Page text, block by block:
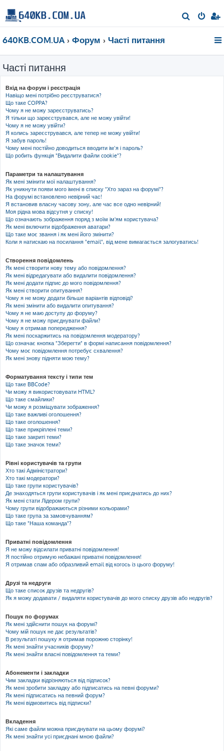
о
640KB.COM.UA Форум Часті питання
Часті питання
Вхід на форум і реєстрація
Навіщо мені потрібно реєструватися?
Що таке COPPA?
Чому я не можу зареєструватись?
Я тільки що зареєструвався, але не можу увійти!
Чому я не можу увійти?
Я колись зареєструвався, але тепер не можу увійти!
Я забув пароль!
Чому мені постійно доводиться вводити ім’я і пароль?
Що робить функція "Видалити файли cookie"?
Параметри та налаштування
Як мені змінити мої налаштування?
Як уникнути появи мого імені в списку "Хто зараз на форумі"?
На форумі встановлено невірний час!
Я встановив власну часову зону, але час все одно невірний!
Моя рідна мова відсутня у списку!
Що означають зображення поряд з моїм ім'ям користувача?
Як мені включити відображення аватари?
Що таке моє звання і як мені його змінити?
Коли я натискаю на посилання "email", від мене вимагається залогуватись!
Створення повідомлень
Як мені створити нову тему або повідомлення?
Як мені відредагувати або видалити повідомлення?
Як мені додати підпис до мого повідомлення?
Як мені створити опитування?
Чому я не можу додати більше варіантів відповіді?
Як мені змінити або видалити опитування?
Чому я не маю доступу до форуму?
Чому я не можу приєднувати файли?
Чому я отримав попередження?
Як мені поскаржитись на повідомлення модератору?
Що означає кнопка "Зберегти" в формі написання повідомлення?
Чому моє повідомлення потребує схвалення?
Як мені знову підняти мою тему?
Форматування тексту і типи тем
Що таке BBCode?
Чи можу я використовувати HTML?
Що таке смайлики?
Чи можу я розміщувати зображення?
Що таке важливі оголошення?
Що таке оголошення?
Що таке прикріплені теми?
Що таке закриті теми?
Що таке значок теми?
Рівні користувачів та групи
Хто такі Адміністратори?
Хто такі модератори?
Що таке групи користувачів?
Де знаходяться групи користувачів і як мені приєднатись до них?
Як мені стати Лідером групи?
Чому групи відображаються різними кольорами?
Що таке група за замовчуванням?
Що таке "Наша команда"?
Приватні повідомлення
Я не можу відсилати приватні повідомлення!
Я постійно отримую небажані приватні повідомлення!
Я отримав спам або образливий email від когось із цього форуму!
Друзі та недруги
Що таке список друзів та недругів?
Як я можу додавати / видаляти користувачів до мого списку друзів або недругів?
Пошук по форумах
Як мені здійснити пошук на форумі?
Чому мій пошук не дає результатів?
В результаті пошуку я отримав порожню сторінку!
Як мені знайти учасників форуму?
Як мені знайти власні повідомлення та теми?
Абонементи і закладки
Чим закладки відрізняються від підписок?
Як мені зробити закладку або підписатись на певні форуми?
Як мені підписатись на певний форум?
Як мені відмовитись від підписки?
Вкладення
Які саме файли можна приєднувати на цьому форумі?
Як мені знайти усі приєднані мною файли?